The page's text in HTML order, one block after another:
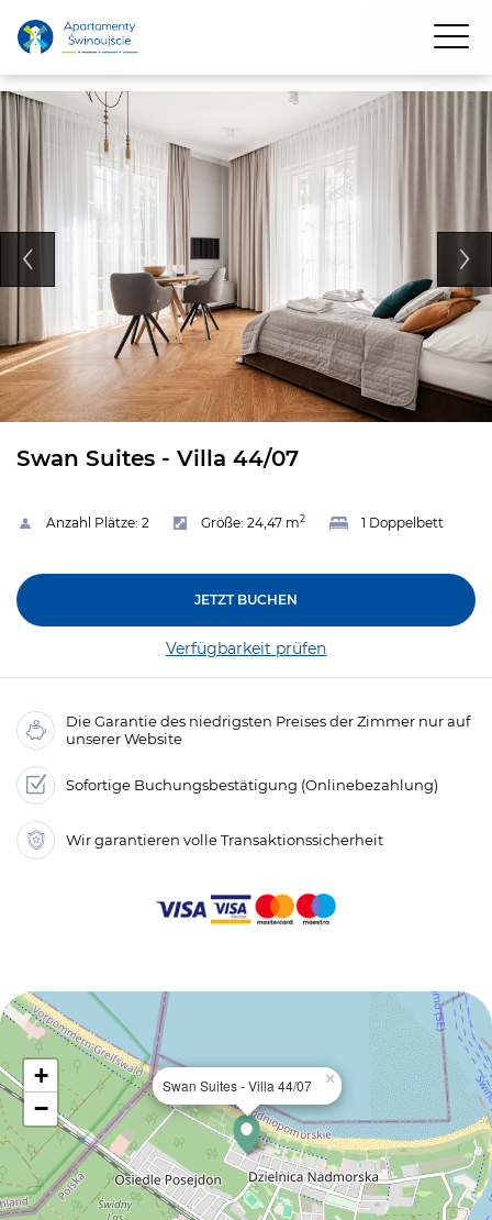
Swan Suites - Villa 44/07
Anzahl Plätze: 2 Größe: 24,47 m2 1 Doppelbett
JETZT BUCHEN
Verfügbarkeit prüfen
Die Garantie des niedrigsten Preises der Zimmer nur auf
unserer Website
Sofortige Buchungsbestätigung (Onlinebezahlung)
Wir garantieren volle Transaktionssicherheit
Swan Suites - Villa 44/07 ×
+
−